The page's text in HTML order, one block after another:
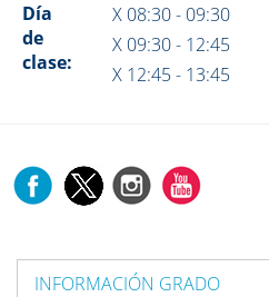
Día
de
clase:
X 08:30 - 09:30
X 09:30 - 12:45
X 12:45 - 13:45
INFORMACIÓN GRADO